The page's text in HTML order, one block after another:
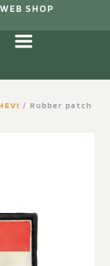
SHOP
/ Rubber patch